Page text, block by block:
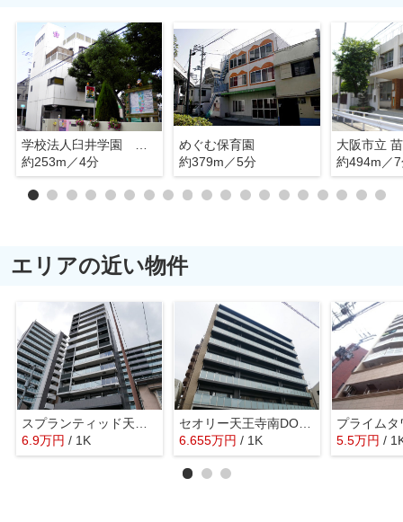
約253m／4分
めぐむ保育園
約379m／5分
大阪市立
約494m／
エリアの近い物件
スプランティッド天王寺DUE
6.9万円 / 1K
セオリー天王寺南DOOR
6.655万円 / 1K 5.5万円 /